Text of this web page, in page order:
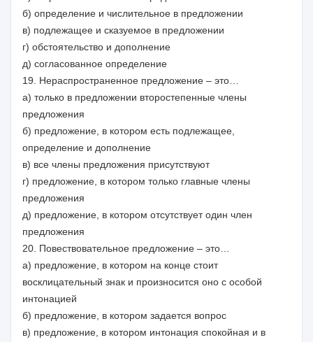
б) определение и числительное в предложении
в) подлежащее и сказуемое в предложении
г) обстоятельство и дополнение
д) согласованное определение
19. Нераспространенное предложение – это…
а) только в предложении второстепенные члены
предложения
б) предложение, в котором есть подлежащее,
определение и дополнение
в) все члены предложения присутствуют
г) предложение, в котором только главные члены
предложения
д) предложение, в котором отсутствует один член
предложения
20. Повествовательное предложение – это…
а) предложение, в котором на конце стоит
восклицательный знак и произносится оно с особой
интонацией
б) предложение, в котором задается вопрос
в) предложение, в котором интонация спокойная и в